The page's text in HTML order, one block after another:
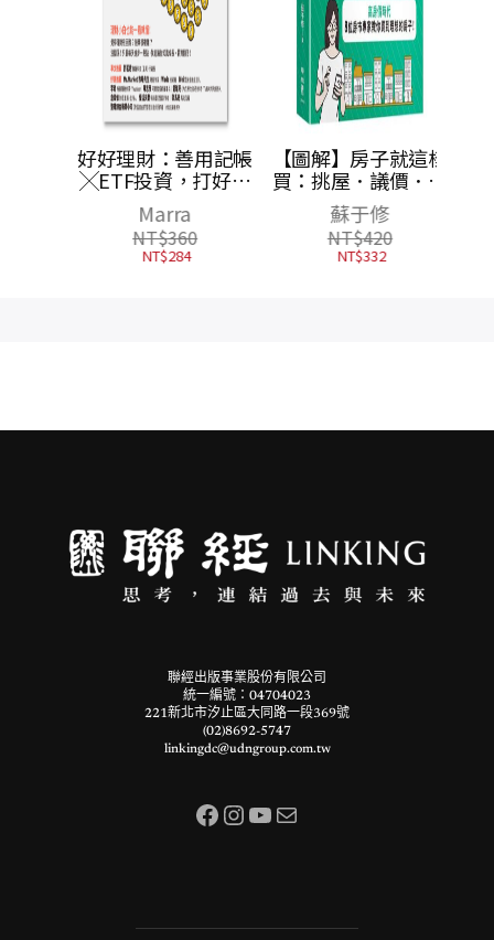
好好理財：善用記帳
╳ETF投資，打好與
金錢的關係，提早十
年完成夢想
Marra
NT$360
NT$284
【圖解】房子就這樣
買：挑屋．議價．簽
約．驗屋，完全解答
購屋108問！
蘇于修
NT$420
NT$332
聯經出版事業股份有限公司
統一編號：04704023
221新北市汐止區大同路一段369號
(02)8692-5747
linkingdc@udngroup.com.tw
Facebook InstagramYouTube 電子郵件